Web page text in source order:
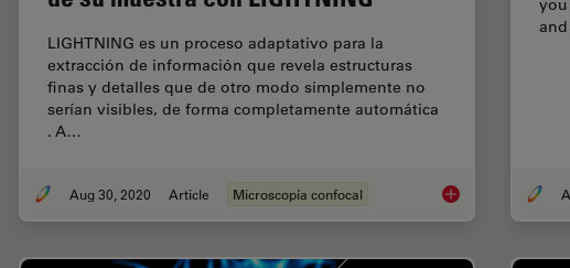
LIGHTNING es un proceso adaptativo para la
extracción de información que revela estructuras
finas y detalles que de otro modo simplemente no
serían visibles, de forma completamente automática
. A…
Aug 30, 2020 Article Microscopía confocal Obtenga el máximo